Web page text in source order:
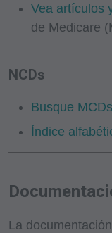
Vea artículos
de Medicare
NCDs
Busque
Índice
La